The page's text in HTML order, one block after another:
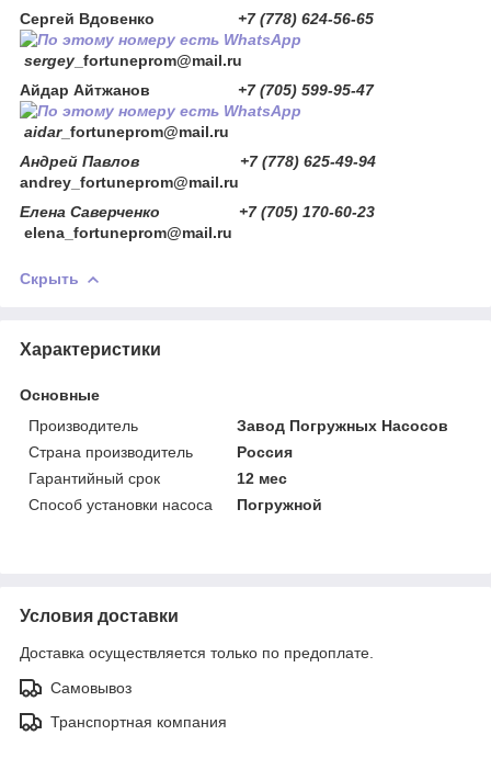
Сергей Вдовенко +7 (778) 624-56-65
sergey _fortuneprom@mail.ru
Айдар Айтжанов
+7 (705) 599-95-47
aidar_fortuneprom@mail.ru
Андрей Павлов +7 (778) 625-49-94
andrey_fortuneprom@mail.ru
Елена Саверченко +7 (705) 170-60-23
elena_fortuneprom@mail.ru
Скрыть
Характеристики
Основные
Производитель
Завод Погружных Насосов
Страна производитель
Россия
Гарантийный срок
12 мес
Способ установки насоса
Погружной
Условия доставки
Доставка осуществляется только по предоплате.
Самовывоз
Транспортная компания